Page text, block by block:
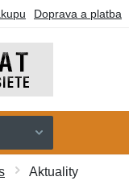
Doprava a platba
Aktuality